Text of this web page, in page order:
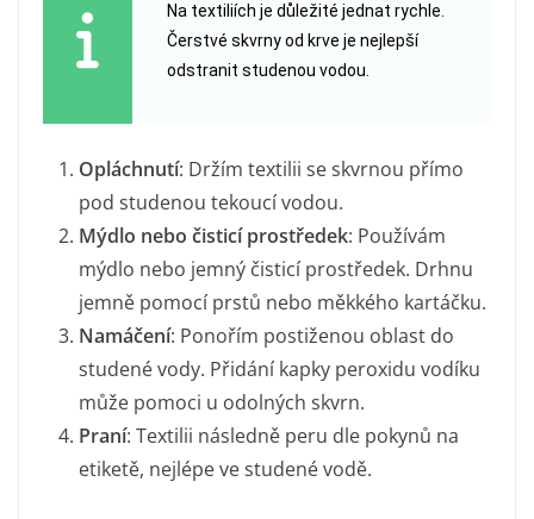
Na textiliích je důležité jednat rychle.
Čerstvé skvrny od krve je nejlepší
odstranit studenou vodou.
Opláchnutí: Držím textilii se skvrnou přímo
pod studenou tekoucí vodou.
Mýdlo nebo čisticí prostředek: Používám
mýdlo nebo jemný čisticí prostředek. Drhnu
jemně pomocí prstů nebo měkkého kartáčku.
Namáčení: Ponořím postiženou oblast do
studené vody. Přidání kapky peroxidu vodíku
může pomoci u odolných skvrn.
Praní: Textilii následně peru dle pokynů na
etiketě, nejlépe ve studené vodě.